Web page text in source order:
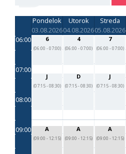
Pondelok
03.08.2026
Utorok
04.08.2026
Streda
05.08.2026
06:00
07:00
08:00
09:00
6
(06:00 - 07:00)
J
(07:15 - 08:30)
A
(09:00 - 12:15)
4
(06:00 - 07:00)
D
(07:15 - 08:30)
A
(09:00 - 12:15)
7
(06:00 - 07:00)
J
(07:15 - 08:30)
A
(09:00 - 12:15)